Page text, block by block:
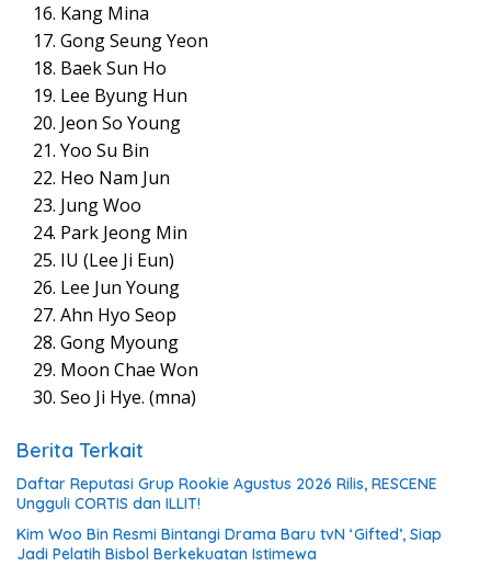
Kang Mina
Gong Seung Yeon
Baek Sun Ho
Lee Byung Hun
Jeon So Young
Yoo Su Bin
Heo Nam Jun
Jung Woo
Park Jeong Min
IU (Lee Ji Eun)
Lee Jun Young
Ahn Hyo Seop
Gong Myoung
Moon Chae Won
Seo Ji Hye. (mna)
Berita Terkait
Daftar Reputasi Grup Rookie Agustus 2026 Rilis, RESCENE
Ungguli CORTIS dan ILLIT!
Kim Woo Bin Resmi Bintangi Drama Baru tvN ‘Gifted’, Siap
Jadi Pelatih Bisbol Berkekuatan Istimewa